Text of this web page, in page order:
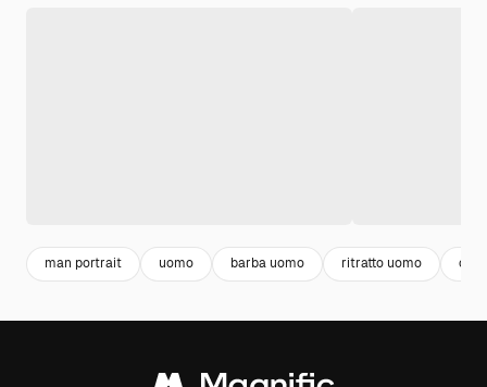
man portrait uomo barba uomo ritratto uomo